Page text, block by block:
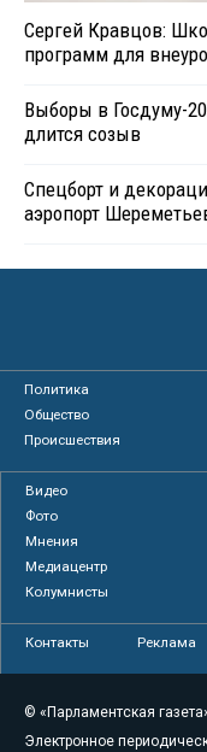
Сергей Кравцов:
программ для
Выборы в Госдуму-
длится созыв
Спецборт и
аэропорт
Политика
Общество
Происшествия
Видео
Фото
Мнения
Медиацентр
Колумнисты
Контакты Реклама
© «Парламентская
Электронное